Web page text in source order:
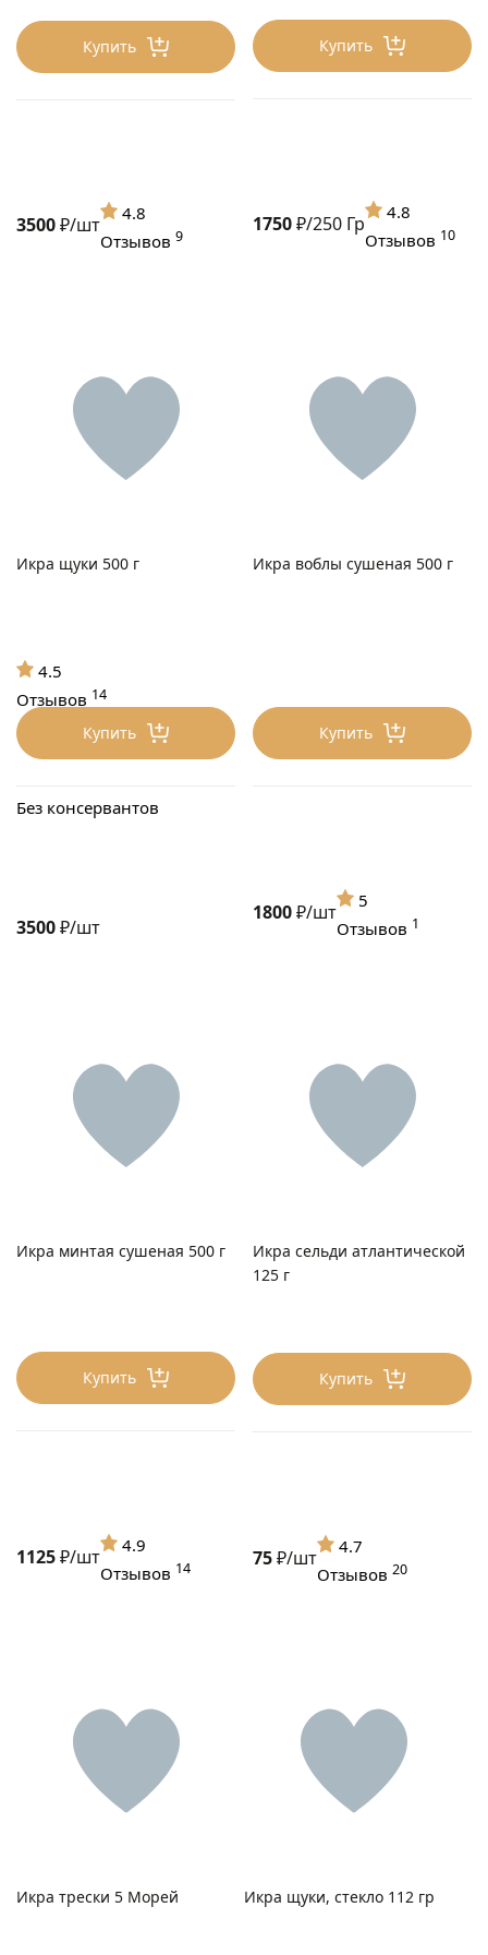
Купить
3500₽/шт
4.8
Отзывов 9
Купить
1750₽/250 Гр
4.8
Отзывов 10
Купить
3500₽/шт
Икра щуки 500 г
Без консервантов
4.5
Отзывов 14
Купить
1800₽/шт
Икра воблы сушеная 500 г
5
Отзывов 1
Купить
1125₽/шт
Икра минтая сушеная 500 г
4.9
Отзывов 14
Купить
75₽/шт
Икра сельди атлантической
125 г
4.7
Отзывов20
Икра трески 5 Морей Икра щуки, стекло 112 гр